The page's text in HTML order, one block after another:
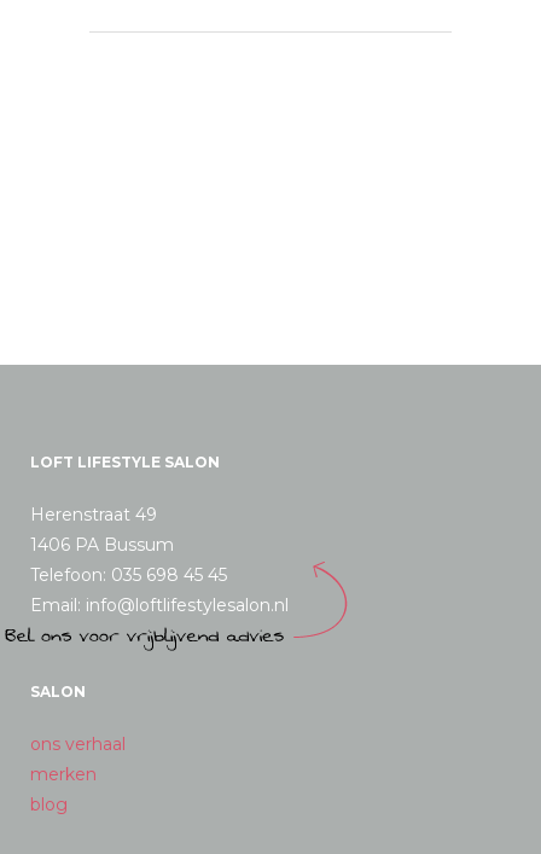
LOFT LIFESTYLE SALON
Herenstraat 49
1406 PA Bussum
Telefoon: 035 698 45 45
Email: info@loftlifestylesalon.nl
SALON
ons verhaal
merken
blog